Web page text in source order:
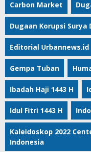
Carbon Market
Dugaan Korupsi Surya
Editorial Urbannews.id
Gempa Tuban
Ibadah Haji 1443 H
Idul Fitri 1443 H
Kaleidoskop 2022
Indonesia